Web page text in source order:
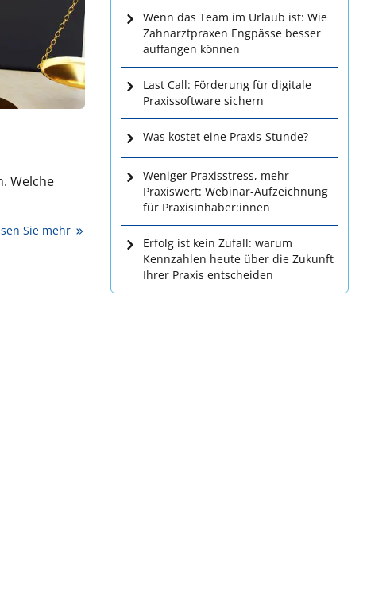
Welche
Sie mehr
Wenn das Team im Urlaub ist: Wie
Zahnarztpraxen Engpässe besser
auffangen können
Last Call: Förderung für digitale
Praxissoftware sichern
Was kostet eine Praxis-Stunde?
Weniger Praxisstress, mehr
Praxiswert: Webinar-Aufzeichnung
für Praxisinhaber:innen
Erfolg ist kein Zufall: warum
Kennzahlen heute über die Zukunft
Ihrer Praxis entscheiden